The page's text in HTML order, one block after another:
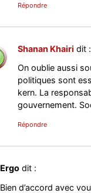
Répondre
Shanan Khairi dit :
On oublie aussi
politiques sont
kern. La
gouvernement.
Répondre
Ergo dit :
Bien d’accord avec